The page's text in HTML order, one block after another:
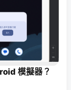
模擬器？